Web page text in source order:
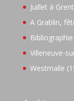
Juillet à
A Grablin,
Villeneuve-
Westmalle